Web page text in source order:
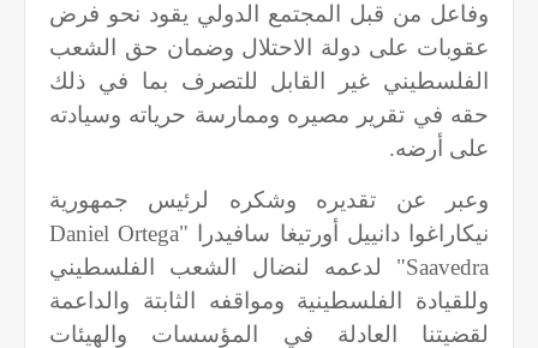
وفاعل من قبل المجتمع الدولي يقود نحو فرض
عقوبات على دولة الاحتلال وضمان حق الشعب
الفلسطيني غير القابل للتصرف بما في ذلك
حقه في تقرير مصيره وممارسة حرياته وسيادته
على أرضه.
وعبر عن تقديره وشكره لرئيس جمهورية
نيكاراغوا دانييل أورتيغا سافيدرا "Daniel Ortega
Saavedra" لدعمه لنضال الشعب الفلسطيني
وللقيادة الفلسطينية ومواقفه الثابتة والداعمة
لقضيتنا العادلة في المؤسسات والهيئات